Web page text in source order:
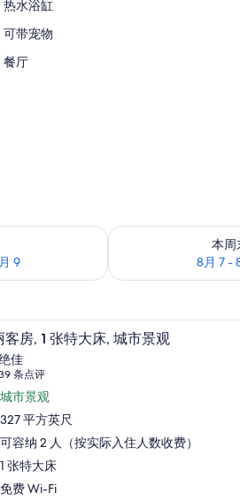
热水浴缸
可带宠物
餐厅
9
月 8 - 8月 9
本周
8月 7 -
查看本周末的空房
高档床上用品、
客房, 1 张特大床, 城市景观
分，满分 10 分
佳
条点评
条
点
评)
城市景观
327 平方英尺
可容纳 2 人（按实际入住人数收费）
1 张特大床
免费 Wi-Fi